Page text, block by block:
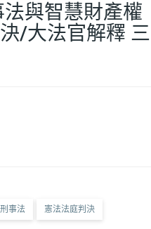
與智慧財產權
/大法官解釋 三
刑事法 憲法法庭判決